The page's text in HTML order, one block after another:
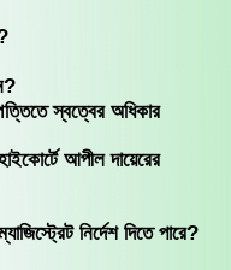
স্বত্বের অধিকার
আপীল দায়েরের
নির্দেশ দিতে পারে?